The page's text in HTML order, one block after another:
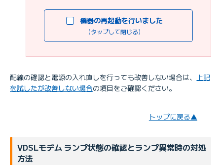
機器の再起動を行いました
（タップして閉じる）
配線の確認と電源の入れ直しを行っても改善しない場合は、
上記
を試したが改善しない場合の項目をご確認ください。
トップに戻る▲
VDSLモデム ランプ状態の確認とランプ異常時の対処
方法